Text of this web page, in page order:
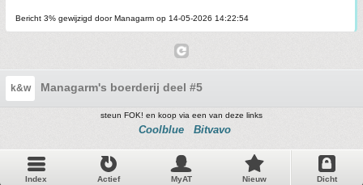
Bericht 3% gewijzigd door Managarm op 14-05-2026 14:22:54
k&w Managarm's boerderij deel #5
steun FOK! en koop via een van deze links
Coolblue Bitvavo
Index Actief MyAT Nieuw Dicht